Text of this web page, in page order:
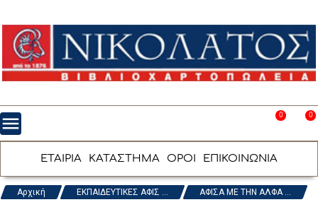
menu 0
favorite_border 0
shopping_cart
ΕΤΑΙΡΙΑ ΚΑΤΑΣΤΗΜΑ ΟΡΟΙ ΕΠΙΚΟΙΝΩΝΙΑ
Αρχική ΕΚΠΑΙΔΕΥΤΙΚΕΣ ΑΦΙΣ ... ΑΦΙΣΑ ΜΕ ΤΗΝ ΑΛΦΑ ...